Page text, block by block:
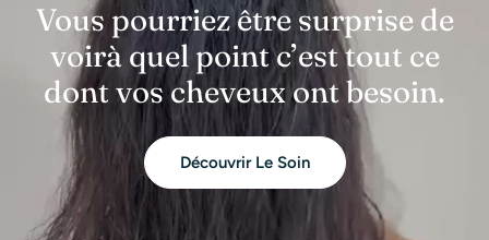
Vous pourriez être surprise de
voirà quel point c’est tout ce
dont vos cheveux ont besoin.
Découvrir Le Soin